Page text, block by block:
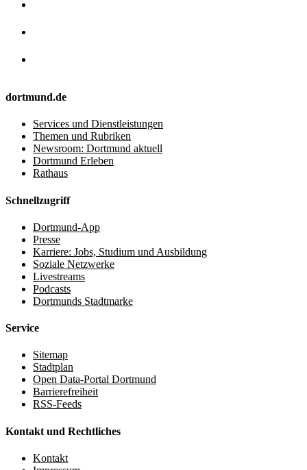
dortmund.de
Services und Dienstleistungen
Themen und Rubriken
Newsroom: Dortmund aktuell
Dortmund Erleben
Rathaus
Schnellzugriff
Dortmund-App
Presse
Karriere: Jobs, Studium und Ausbildung
Soziale Netzwerke
Livestreams
Podcasts
Dortmunds Stadtmarke
Service
Sitemap
Stadtplan
Open Data-Portal Dortmund
Barrierefreiheit
RSS-Feeds
Kontakt und Rechtliches
Kontakt